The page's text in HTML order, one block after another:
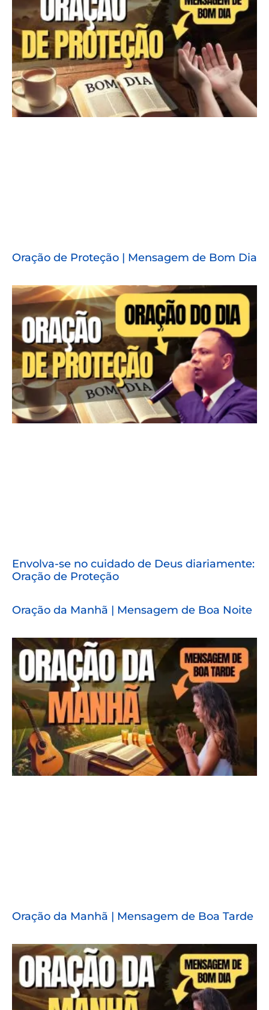
Oração de Proteção | Mensagem de Bom Dia
Envolva-se no cuidado de Deus diariamente:
Oração de Proteção
Oração da Manhã | Mensagem de Boa Noite
Oração da Manhã | Mensagem de Boa Tarde